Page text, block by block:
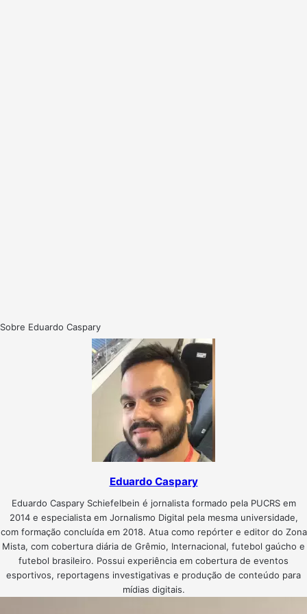
Sobre Eduardo Caspary
Eduardo Caspary
Eduardo Caspary Schiefelbein é jornalista formado pela PUCRS em
2014 e especialista em Jornalismo Digital pela mesma universidade,
com formação concluída em 2018. Atua como repórter e editor do Zona
Mista, com cobertura diária de Grêmio, Internacional, futebol gaúcho e
futebol brasileiro. Possui experiência em cobertura de eventos
esportivos, reportagens investigativas e produção de conteúdo para
mídias digitais.